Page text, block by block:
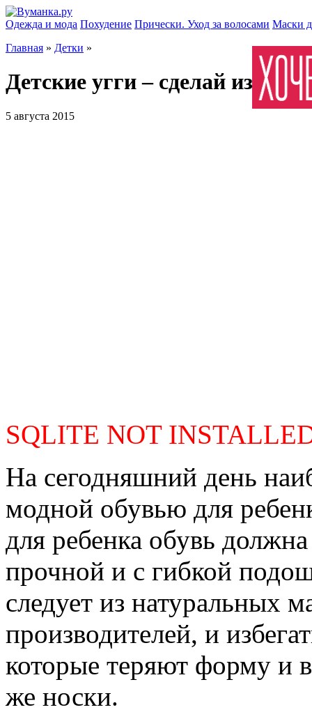
Одежда и мода Похудение Прически. Уход за волосами Маски
Главная » Детки »
Детские угги – сделай из
5 августа 2015
SQLITE NOT
На сегодняшний день
модной обувью для
для ребенка обувь
прочной и с гибкой
следует из натуральных
производителей, и
которые теряют форму и
же носки.